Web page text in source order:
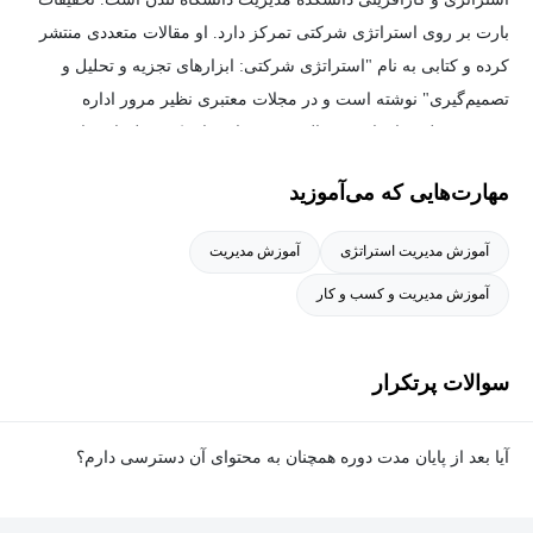
از مزایای دوره فوق موارد زیر را می‌توان ذکر کرد:
افزایش دانش و مهارت‌های مدیریتی:با شرکت در این دوره
آموزش استراتژی سازمانی، دانش شما درزمینهٔ استراتژی
استراتژیک آگاهانه‌تر و مؤثرتر بگیرید.
افزایش توانایی در تحلیل محیط کسب‌وکار:
توسعه چشم‌انداز استراتژیک
بارت بر روی استراتژی شرکتی تمرکز دارد. او مقالات متعددی منتشر
کرده و کتابی به نام "استراتژی شرکتی: ابزارهای تجزیه و تحلیل و
تصمیم‌گیری" نوشته است و در مجلات معتبری نظیر مرور اداره
و جایزه بهترین معلم مدیریت از سوی دانشکده مدیریت دانشگاه لندن
است.
مهارت‌هایی که می‌آموزید
آموزش مدیریت استراتژی آموزش مدیریت
آموزش مدیریت و کسب و کار
سوالات پرتکرار
آیا بعد از پایان مدت دوره همچنان به محتوای آن دسترسی دارم؟